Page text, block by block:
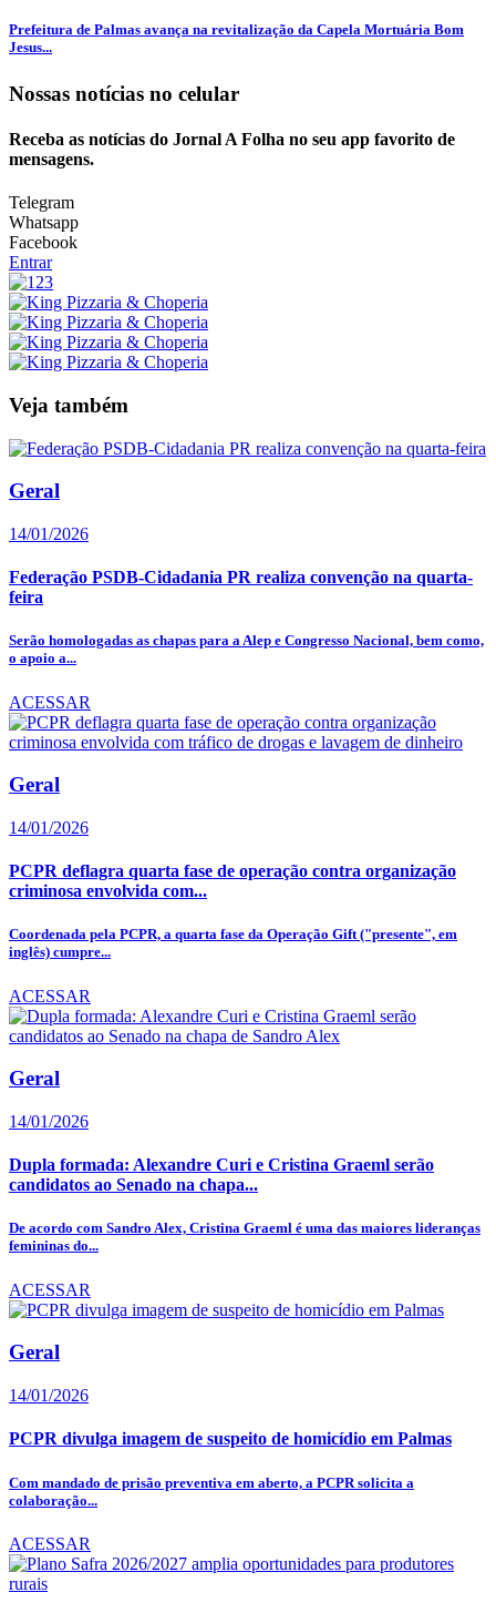
Prefeitura de Palmas avança na revitalização da Capela Mortuária Bom
Jesus...
Nossas notícias no celular
Receba as notícias do Jornal A Folha no seu app favorito de
mensagens.
Telegram
Whatsapp
Facebook
Entrar
Veja também
Geral
14/01/2026
Federação PSDB-Cidadania PR realiza convenção na quarta-
feira
Serão homologadas as chapas para a Alep e Congresso Nacional, bem como,
o apoio a...
ACESSAR
Geral
14/01/2026
PCPR deflagra quarta fase de operação contra organização
criminosa envolvida com...
Coordenada pela PCPR, a quarta fase da Operação Gift ("presente", em
inglês) cumpre...
ACESSAR
Geral
14/01/2026
Dupla formada: Alexandre Curi e Cristina Graeml serão
candidatos ao Senado na chapa...
De acordo com Sandro Alex, Cristina Graeml é uma das maiores lideranças
femininas do...
ACESSAR
Geral
14/01/2026
PCPR divulga imagem de suspeito de homicídio em Palmas
Com mandado de prisão preventiva em aberto, a PCPR solicita a
colaboração...
ACESSAR